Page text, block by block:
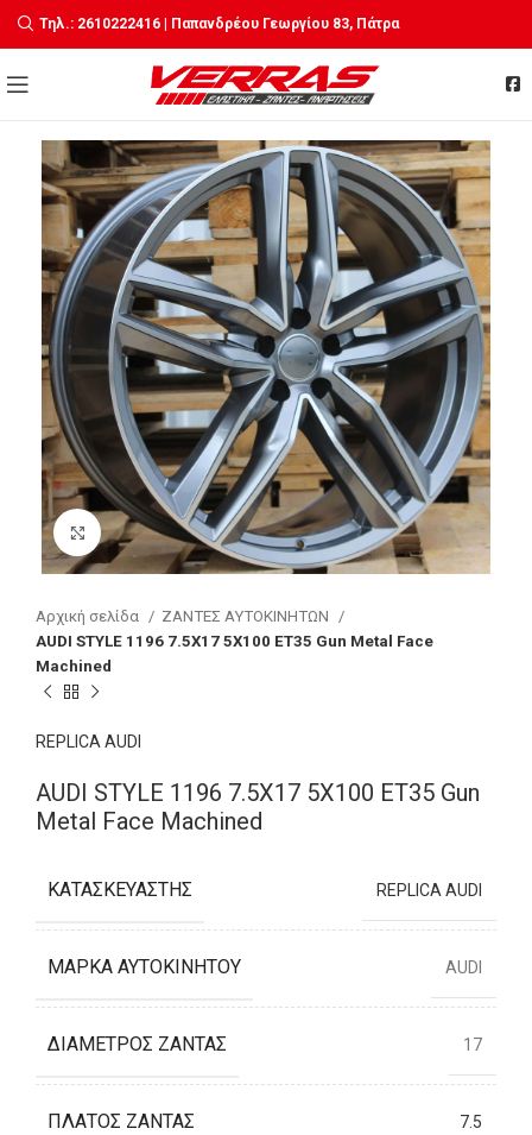
Τηλ.: 2610222416 | Παπανδρέου Γεωργίου 83, Πάτρα
Click to enlarge
Αρχική σελίδα
ΖΑΝΤΕΣ ΑΥΤΟΚΙΝΗΤΩΝ
AUDI STYLE 1196 7.5X17 5X100 ET35 Gun Metal Face
Machined
REPLICA AUDI
AUDI STYLE 1196 7.5X17 5X100 ET35 Gun
Metal Face Machined
ΚΑΤΑΣΚΕΥΑΣΤΉΣ REPLICA AUDI
ΜΆΡΚΑ ΑΥΤΟΚΙΝΉΤΟΥ AUDI
ΔΙΆΜΕΤΡΟΣ ΖΆΝΤΑΣ 17
ΠΛΆΤΟΣ ΖΆΝΤΑΣ 7.5